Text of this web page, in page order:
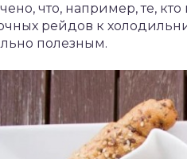
что, например, те,
рейдов к
полезным.